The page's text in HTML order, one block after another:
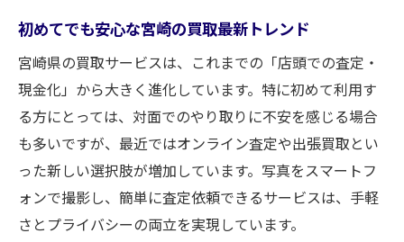
初めてでも安心な宮崎の買取最新トレンド
宮崎県の買取サービスは、これまでの「店頭での査定・
現金化」から大きく進化しています。特に初めて利用す
る方にとっては、対面でのやり取りに不安を感じる場合
も多いですが、最近ではオンライン査定や出張買取とい
った新しい選択肢が増加しています。写真をスマートフ
ォンで撮影し、簡単に査定依頼できるサービスは、手軽
さとプライバシーの両立を実現しています。